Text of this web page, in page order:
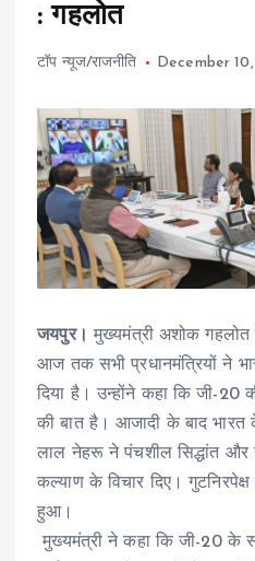
: गहलोत
टॉप न्यूज/राजनीति December
जयपुर।
मुख्यमंत्री अशोक
आज तक सभी प्रधानमंत्रियों ने
दिया है। उन्होंने कहा कि जी-20
की बात है। आजादी के बाद भारत
लाल नेहरू ने पंचशील सिद्धांत और
कल्याण के विचार दिए।
हुआ।
मुख्यमंत्री ने कहा कि जी-20 के